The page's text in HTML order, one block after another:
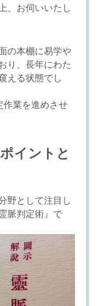
、お伺いいたし
の本棚に易学や
り、長年にわた
える状態でし
作業を進めさせ
イントと
野として注目し
脈判定術』で